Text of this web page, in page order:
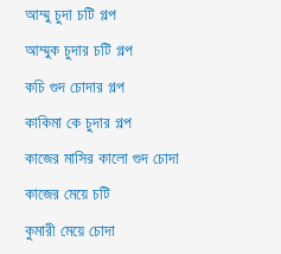
আম্মু চুদা চটি গল্প
আম্মুক চুদার চটি গল্প
কচি গুদ চোদার গল্প
কাকিমা কে চুদার গল্প
কাজের মাসির কালো গুদ চোদা
কাজের মেয়ে চটি
কুমারী মেয়ে চোদা